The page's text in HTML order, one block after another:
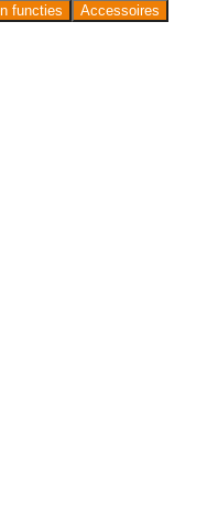
functies Accessoires